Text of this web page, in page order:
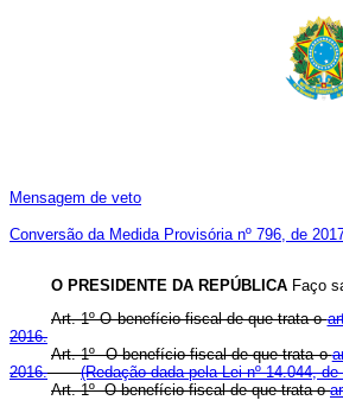
Mensagem de veto
Conversão da Medida Provisória nº 796, de
O PRESIDENTE DA REPÚBLICA Faço
Art. 1º O benefício fiscal de que trata o
2016.
Art. 1º O benefício fiscal de que trata o
2016.
(Redação dada pela Lei nº 14.044, de
Art. 1º O benefício fiscal de que trata o